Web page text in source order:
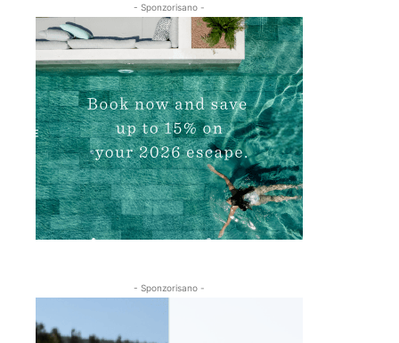
- Sponzorisano -
- Sponzorisano -